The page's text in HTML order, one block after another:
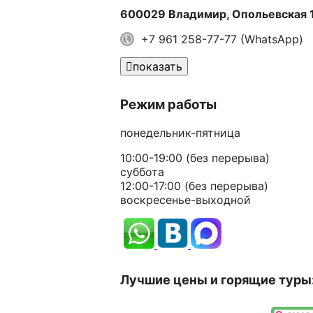
600029 Владимир, Опольевская
+7 961 258-77-77 (WhatsApp)
показать
Режим работы
понедельник-пятница
10:00-19:00 (без перерыва)
суббота
12:00-17:00 (без перерыва)
воскресенье-выходной
Лучшие цены и горящие